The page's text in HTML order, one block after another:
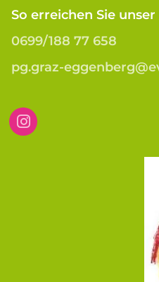
So erreichen Sie
0699/188 77 658
pg.graz-